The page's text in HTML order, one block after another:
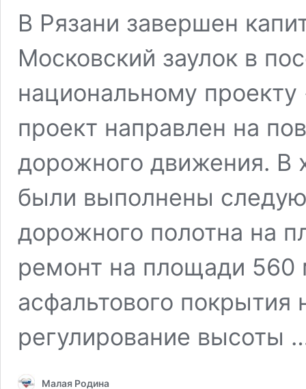
В Рязани завершен
Московский заулок в
национальному
проект направлен на
дорожного движения. В
были выполнены
дорожного полотна на
ремонт на площади 560
асфальтового
регулирование высоты
Малая Родина